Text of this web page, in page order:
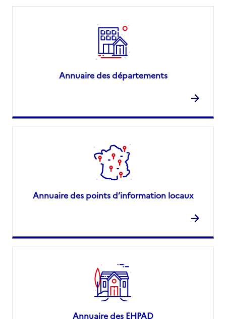
Annuaire des départements
Annuaire des points d’information locaux
Annuaire des EHPAD